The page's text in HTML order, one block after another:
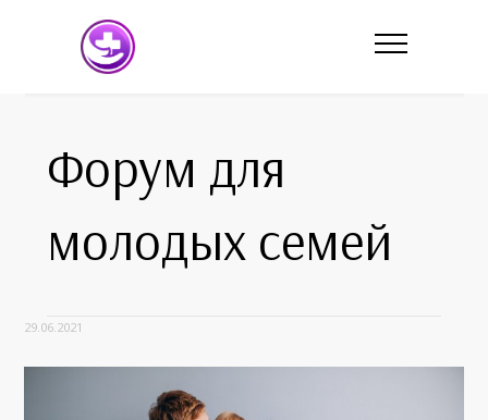
Форум для
молодых семей
29.06.2021